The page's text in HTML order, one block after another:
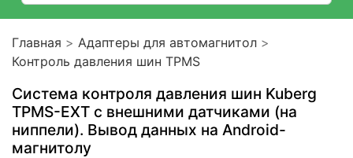
Главная
Адаптеры для автомагнитол
Контроль давления шин TPMS
Система контроля давления шин Kuberg
TPMS-EXT с внешними датчиками (на
ниппели). Вывод данных на Android-
магнитолу